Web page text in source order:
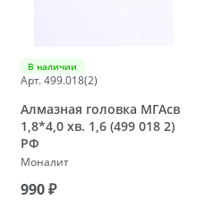
В наличии
Арт. 499.018(2)
Алмазная головка МГАсв
1,8*4,0 хв. 1,6 (499 018 2)
РФ
Моналит
990 ₽